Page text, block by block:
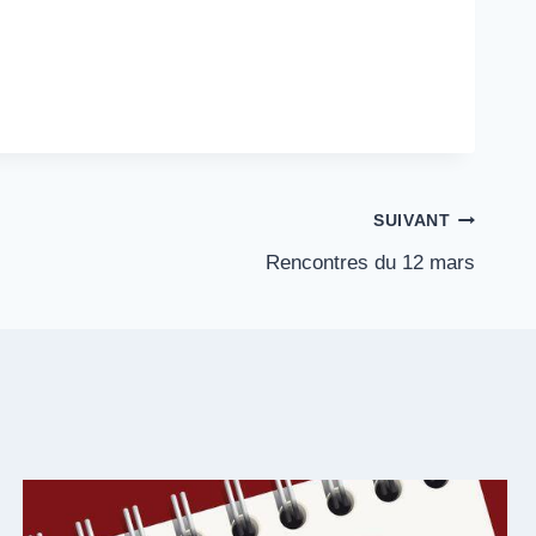
SUIVANT
Rencontres du 12 mars